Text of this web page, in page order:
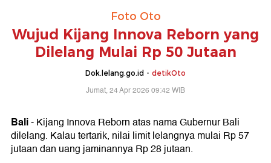
Foto Oto
Wujud Kijang Innova Reborn yang
Dilelang Mulai Rp 50 Jutaan
Dok.lelang.go.id - detikOto
Jumat, 24 Apr 2026 09:42 WIB
Bali- Kijang Innova Reborn atas nama Gubernur Bali
dilelang. Kalau tertarik, nilai limit lelangnya mulai Rp 57
jutaan dan uang jaminannya Rp 28 jutaan.